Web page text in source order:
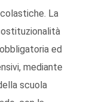
La
ed
mediante
scuola